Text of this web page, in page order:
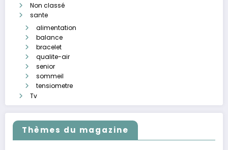
Non classé
sante
alimentation
balance
bracelet
qualite-air
senior
sommeil
tensiometre
Tv
Thèmes du magazine